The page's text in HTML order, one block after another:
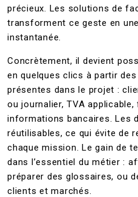
précieux. Les solutions de
transforment ce geste en
instantanée.
Concrètement, il devient
en quelques clics à partir
présentes dans le projet :
ou journalier, TVA
informations bancaires. Les
réutilisables, ce qui évite de
chaque mission. Le gain de
dans l’essentiel du métier :
préparer des glossaires, ou
clients et marchés.